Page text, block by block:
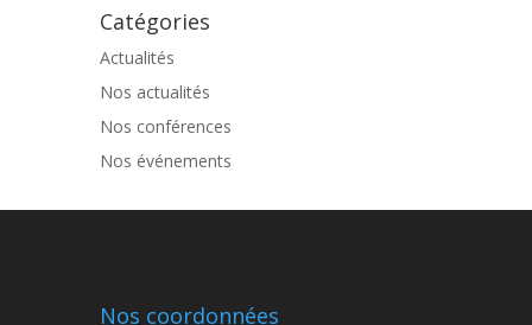
Catégories
Actualités
Nos actualités
Nos conférences
Nos événements
Nos coordonnées